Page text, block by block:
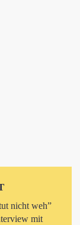
nicht weh”
mit